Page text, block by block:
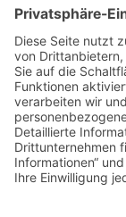
+49 176
+49 176
+48 609 953 066